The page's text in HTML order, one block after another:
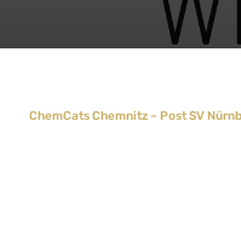
ChemCats Chemnitz – Post SV